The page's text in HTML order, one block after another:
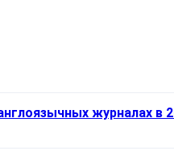
журналах в